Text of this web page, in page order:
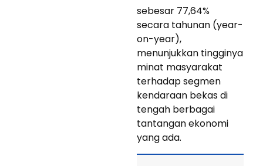
sebesar 77,64%
secara tahunan (year-
on-year),
menunjukkan tingginya
minat masyarakat
terhadap segmen
kendaraan bekas di
tengah berbagai
tantangan ekonomi
yang ada.